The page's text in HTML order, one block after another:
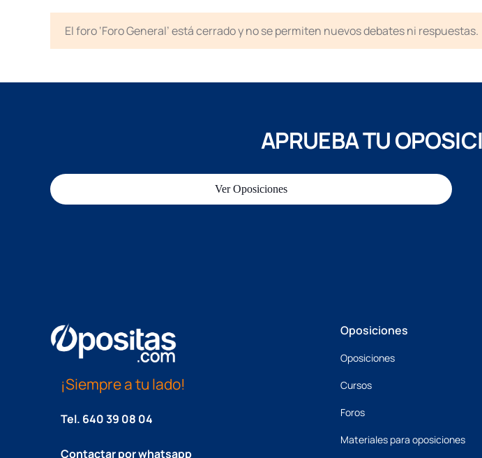
El foro ‘Foro General’ está cerrado y no se permiten nuevos debates ni respuestas.
APRUEBA TU
Ver Oposiciones
¡Siempre a tu lado!
Tel. 640 39 08 04
Contactar por whatsapp
Oposiciones
Oposiciones
Cursos
Foros
Materiales para oposiciones